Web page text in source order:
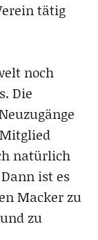
tätig
noch
Die
natürlich
ist es
Macker zu
zu